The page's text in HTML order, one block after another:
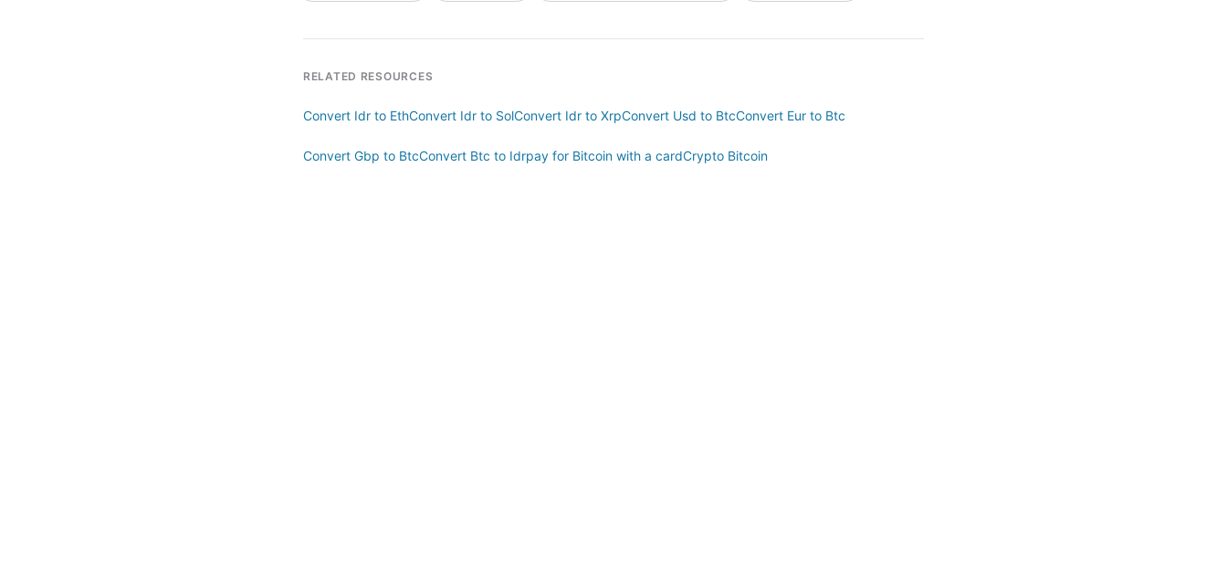
RELATED RESOURCES
Convert Idr to EthConvert Idr to SolConvert Idr to XrpConvert Usd to BtcConvert Eur to Btc
Convert Gbp to BtcConvert Btc to Idrpay for Bitcoin with a cardCrypto Bitcoin